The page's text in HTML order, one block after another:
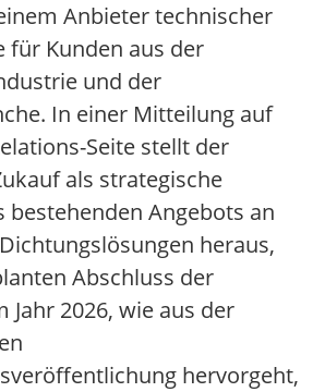
Anbieter technischer
für Kunden aus der
und der
In einer Mitteilung auf
Seite stellt der
als strategische
bestehenden Angebots an
heraus,
Abschluss der
Jahr 2026, wie aus der
hervorgeht,